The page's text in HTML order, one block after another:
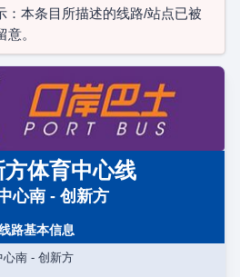
：本条目所描述的线路/站点已被
。
方体育中心线
心南 - 创新方
路基本信息
心南 - 创新方